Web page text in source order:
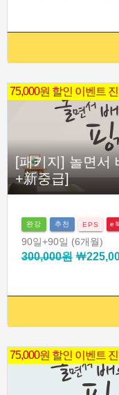
75,000원 할인 이벤트
[패키지] 놀면서
+新중급]
완강 추천 EPS e
90일+90일 (6개월)
300,000원￦
75,000원 할인 이벤트